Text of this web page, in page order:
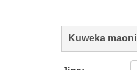
Kuweka maoni